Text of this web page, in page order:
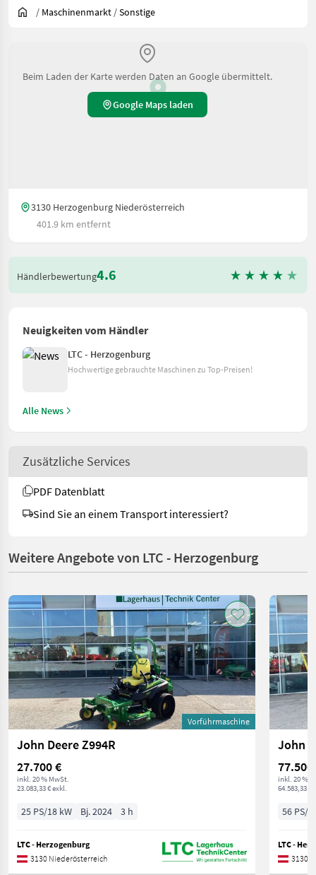
/ Maschinenmarkt /Sonstige
Beim Laden der Karte werden Daten an Google übermittelt.
Google Maps laden
3130 Herzogenburg Niederösterreich
401.9 km entfernt
Händlerbewertung4.6
Neuigkeiten vom Händler
LTC - Herzogenburg
Hochwertige gebrauchte Maschinen zu Top-Preisen!
Alle News
Zusätzliche Services
PDF Datenblatt
Sind Sie an einem Transport interessiert?
Weitere Angebote von LTC - Herzogenburg
Vorführmaschine
John Deere Z994R
27.700 €
inkl. 20 % MwSt.
23.083,33 € exkl.
25 PS/18 kW Bj. 2024 3 h
LTC - Herzogenburg
3130 Niederösterreich
John
77.500
inkl. 20 %
64.583,33 €
56 PS/
LTC -
3130